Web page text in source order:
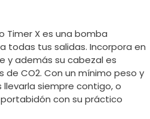
Timer X es una bomba
todas tus salidas. Incorpora en
y además su cabezal es
CO2. Con un mínimo peso y
siempre contigo, o
con su práctico